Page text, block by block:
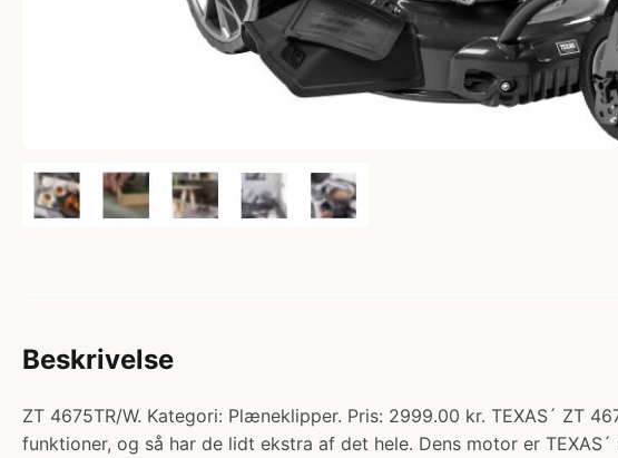
Beskrivelse
ZT 4675TR/W. Kategori: Plæneklipper. Pris: 2999.00 kr. TEXAS´ ZT
funktioner, og så har de lidt ekstra af det hele. Dens motor er